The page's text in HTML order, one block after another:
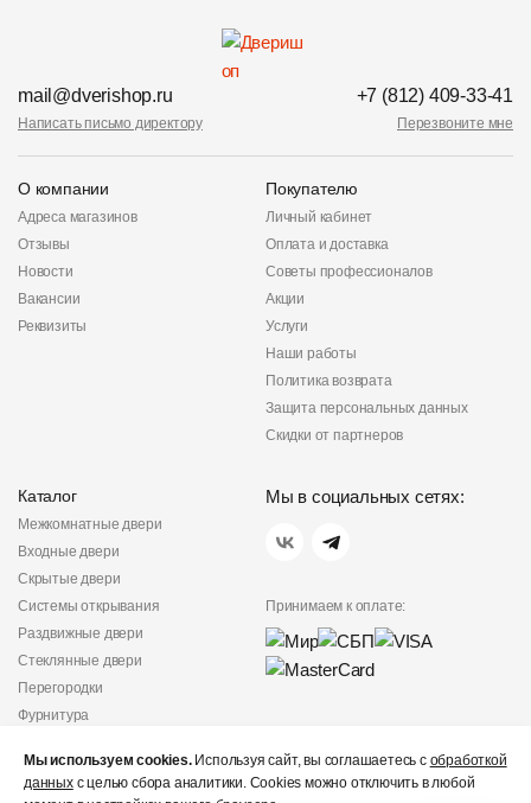
mail@dverishop.ru
Написать письмо директору
+7 (812) 409-33-41
Перезвоните мне
О компании
Адреса магазинов
Отзывы
Новости
Вакансии
Реквизиты
Покупателю
Личный кабинет
Оплата и доставка
Советы профессионалов
Акции
Услуги
Наши работы
Политика возврата
Защита персональных данных
Скидки от партнеров
Каталог
Межкомнатные двери
Входные двери
Скрытые двери
Системы открывания
Раздвижные двери
Стеклянные двери
Перегородки
Фурнитура
Мы в социальных сетях:
Принимаем к оплате:
конфиденциальности
Не является публичной
Мы используем cookies.Используя сайт, вы соглашаетесь с обработкой
данныхс целью сбора аналитики. Cookies можно отключить в любой